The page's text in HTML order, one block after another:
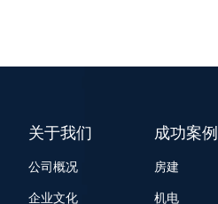
关于我们
公司概况
企业文化
成功案例
房建
机电